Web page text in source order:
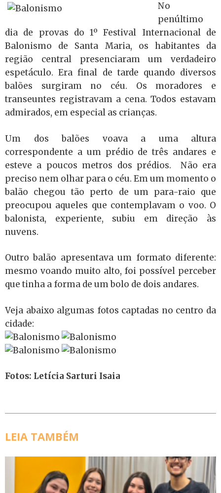
No
penúltimo
dia de provas do 1º Festival Internacional de
Balonismo de Santa Maria, os habitantes da
região central presenciaram um verdadeiro
espetáculo. Era final de tarde quando diversos
balões surgiram no céu. Os moradores e
transeuntes registravam a cena. Todos estavam
admirados, em especial as crianças.
Um dos balões voava a uma altura
correspondente a um prédio de três andares e
esteve a poucos metros dos prédios. Não era
preciso nem olhar para o céu. Em um momento o
balão chegou tão perto de um para-raio que
preocupou aqueles que contemplavam o voo. O
balonista, experiente, subiu em direção às
nuvens.
Outro balão apresentava um formato diferente:
mesmo voando muito alto, foi possível perceber
que tinha a forma de um bolo de dois andares.
Veja abaixo algumas fotos captadas no centro da
cidade:
Fotos: Letícia Sarturi Isaia
LEIA TAMBÉM